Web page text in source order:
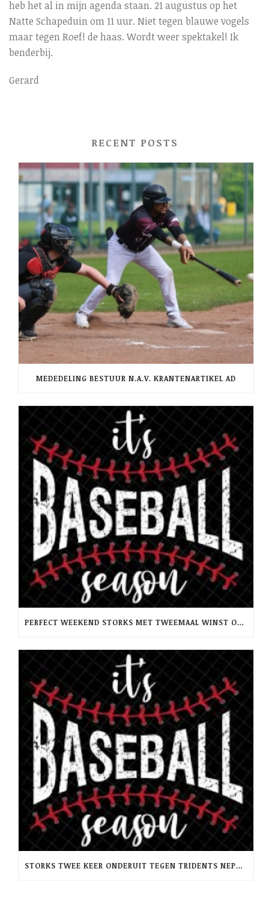
heb het al in mijn agenda staan. 21 augustus op het
Natte Schapeduin om 11 uur. Niet tegen blauwe vogels
maar tegen Roef! de haas. Wordt weer spektakel! Ik
benderbij.
Gerard
RECENT POSTS
MEDEDELING BESTUUR N.A.V. KRANTENARTIKEL AD
PERFECT WEEKEND STORKS MET TWEEMAAL WINST OP RCH -PINQUINS
STORKS TWEE KEER ONDERUIT TEGEN TRIDENTS NEPTUNUS